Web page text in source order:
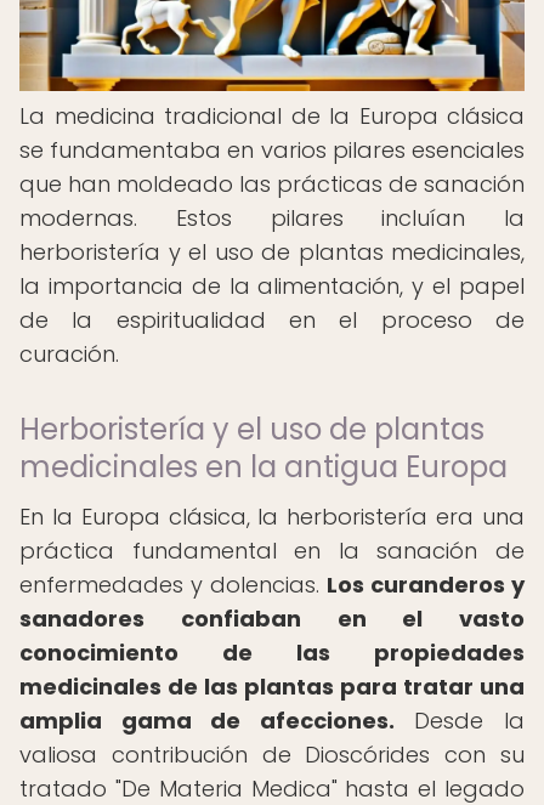
La medicina tradicional de la Europa clásica
se fundamentaba en varios pilares esenciales
que han moldeado las prácticas de sanación
modernas. Estos pilares incluían la
herboristería y el uso de plantas medicinales,
la importancia de la alimentación, y el papel
de la espiritualidad en el proceso de
curación.
Herboristería y el uso de plantas
medicinales en la antigua Europa
En la Europa clásica, la herboristería era una
práctica fundamental en la sanación de
enfermedades y dolencias. Los curanderos y
sanadores confiaban en el vasto
conocimiento de las propiedades
medicinales de las plantas para tratar una
amplia gama de afecciones. Desde la
valiosa contribución de Dioscórides con su
tratado "De Materia Medica" hasta el legado